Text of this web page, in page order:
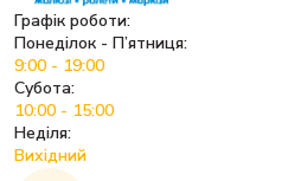
Графік роботи:
Понеділок - П’ятниця:
9:00 - 19:00
Субота:
10:00 - 15:00
Неділя:
Вихідний